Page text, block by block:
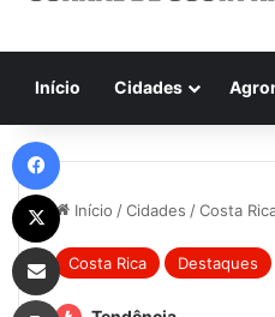
Início Cidades
Início /Cidades /Costa
Costa Rica Destaques
Compartilhar via e-mail